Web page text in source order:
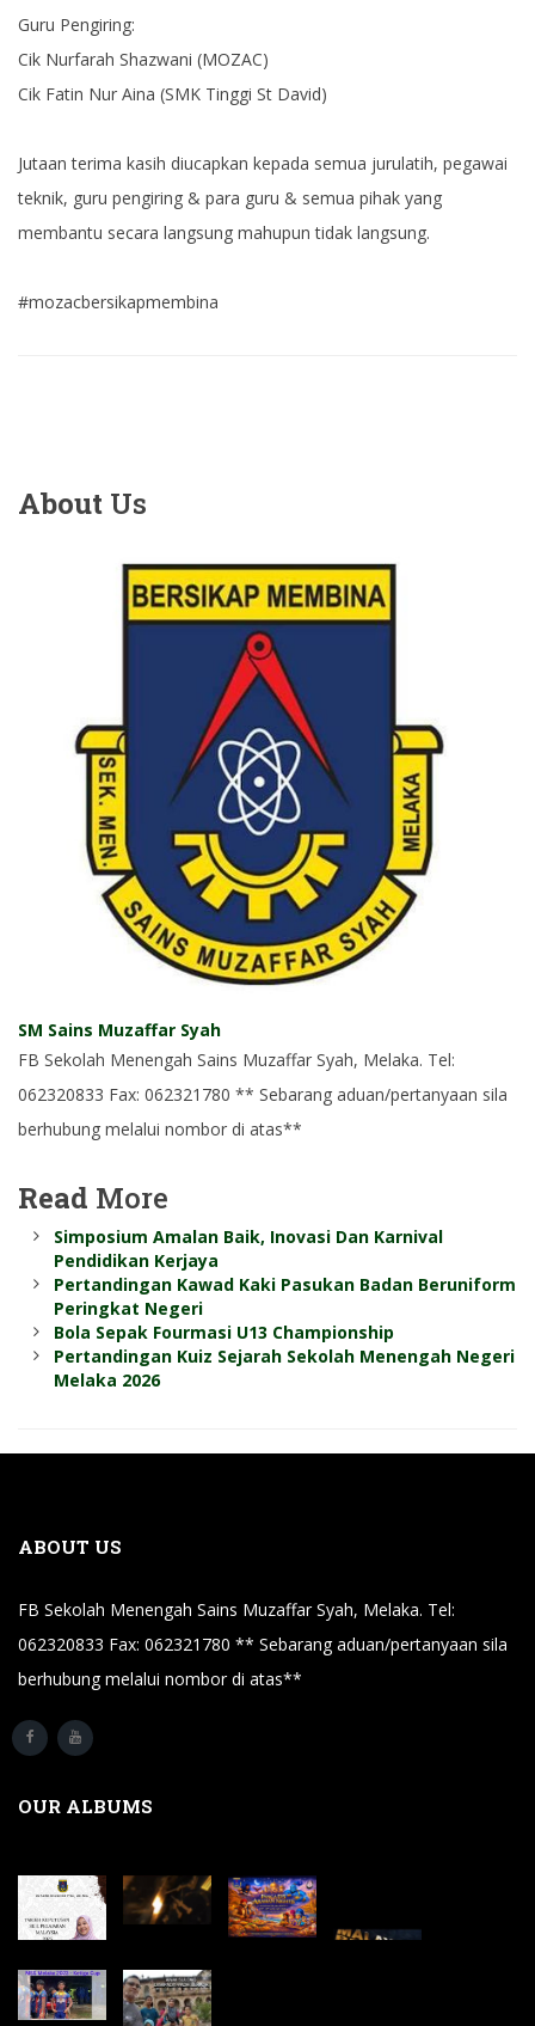
Guru Pengiring:
Cik Nurfarah Shazwani (MOZAC)
Cik Fatin Nur Aina (SMK Tinggi St David)
Jutaan terima kasih diucapkan kepada semua jurulatih, pegawai
teknik, guru pengiring & para guru & semua pihak yang
membantu secara langsung mahupun tidak langsung.
#mozacbersikapmembina
About Us
SM Sains Muzaffar Syah
FB Sekolah Menengah Sains Muzaffar Syah, Melaka. Tel:
062320833 Fax: 062321780 ** Sebarang aduan/pertanyaan sila
berhubung melalui nombor di atas**
Read More
Simposium Amalan Baik, Inovasi Dan Karnival
Pendidikan Kerjaya
Pertandingan Kawad Kaki Pasukan Badan Beruniform
Peringkat Negeri
Bola Sepak Fourmasi U13 Championship
Pertandingan Kuiz Sejarah Sekolah Menengah Negeri
Melaka 2026
ABOUT US
FB Sekolah Menengah Sains Muzaffar Syah, Melaka. Tel:
062320833 Fax: 062321780 ** Sebarang aduan/pertanyaan sila
berhubung melalui nombor di atas**
OUR ALBUMS